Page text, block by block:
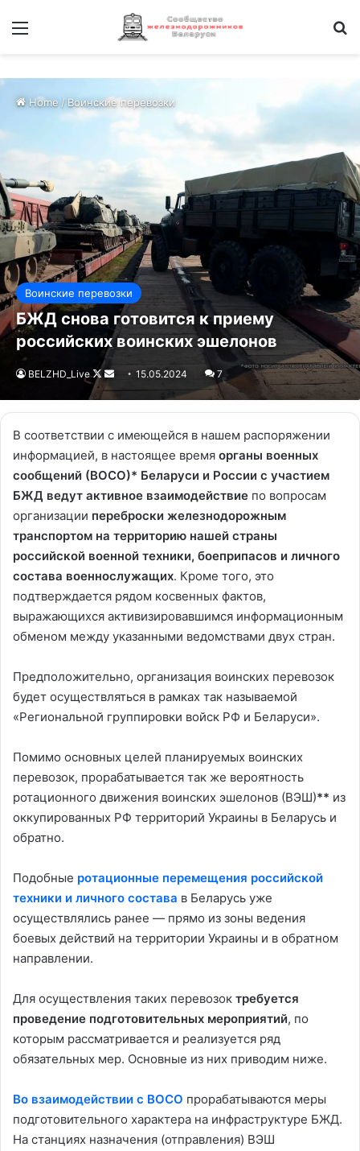
Home/Воинские перевозки
Воинские перевозки
БЖД снова готовится к приему
российских воинских эшелонов
BELZHD_Live
Follow
on
X
Send
an
email
15.05.2024 7
В соответствии с имеющейся в нашем распоряжении
информацией, в настоящее время органы военных
сообщений (ВОСО)* Беларуси и России с участием
БЖД ведут активное взаимодействие по вопросам
организации переброски железнодорожным
транспортом на территорию нашей страны
российской военной техники, боеприпасов и личного
состава военнослужащих. Кроме того, это
подтверждается рядом косвенных фактов,
выражающихся активизировавшимся информационным
обменом между указанными ведомствами двух стран.
Предположительно, организация воинских перевозок
будет осуществляться в рамках так называемой
«Региональной группировки войск РФ и Беларуси».
Помимо основных целей планируемых воинских
перевозок, прорабатывается так же вероятность
ротационного движения воинских эшелонов (ВЭШ)** из
оккупированных РФ территорий Украины в Беларусь и
обратно.
Подобные ротационные перемещения российской
техники и личного состава в Беларусь уже
осуществлялись ранее — прямо из зоны ведения
боевых действий на территории Украины и в обратном
направлении.
Для осуществления таких перевозок требуется
проведение подготовительных мероприятий, по
которым рассматривается и реализуется ряд
обязательных мер. Основные из них приводим ниже.
Во взаимодействии с ВОСО прорабатываются меры
подготовительного характера на инфраструктуре БЖД.
На станциях назначения (отправления) ВЭШ